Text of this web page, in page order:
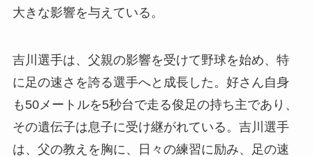
大きな影響を与えている。
吉川選手は、父親の影響を受けて野球を始め、特
に足の速さを誇る選手へと成長した。好さん自身
も50メートルを5秒台で走る俊足の持ち主であり、
その遺伝子は息子に受け継がれている。吉川選手
は、父の教えを胸に、日々の練習に励み、足の速